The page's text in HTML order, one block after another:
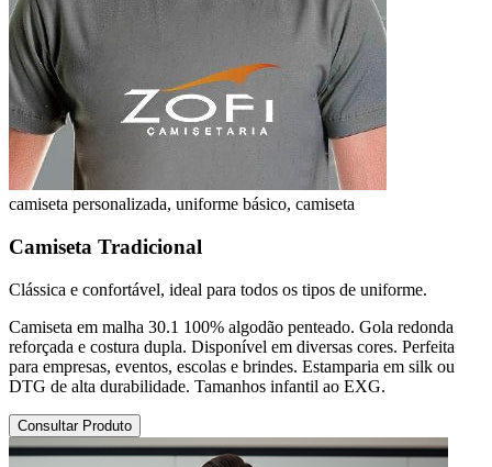
camiseta personalizada, uniforme básico, camiseta
Camiseta Tradicional
Clássica e confortável, ideal para todos os tipos de uniforme.
Camiseta em malha 30.1 100% algodão penteado. Gola redonda
reforçada e costura dupla. Disponível em diversas cores. Perfeita
para empresas, eventos, escolas e brindes. Estamparia em silk ou
DTG de alta durabilidade. Tamanhos infantil ao EXG.
Consultar Produto